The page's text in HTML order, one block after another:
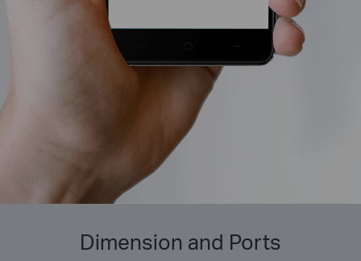
Dimension and Ports